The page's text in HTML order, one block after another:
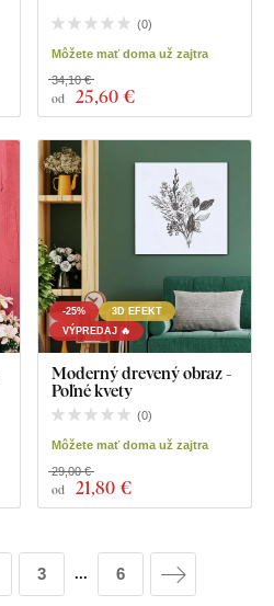
(0)
Môžete mať doma už zajtra
od 25,60 €
34,10 €
-25%
3D EFEKT
VÝPREDAJ 🔥
Moderný drevený obraz -
Poľné kvety
(0)
Môžete mať doma už zajtra
od 21,80 €
29,00 €
3 ... 6